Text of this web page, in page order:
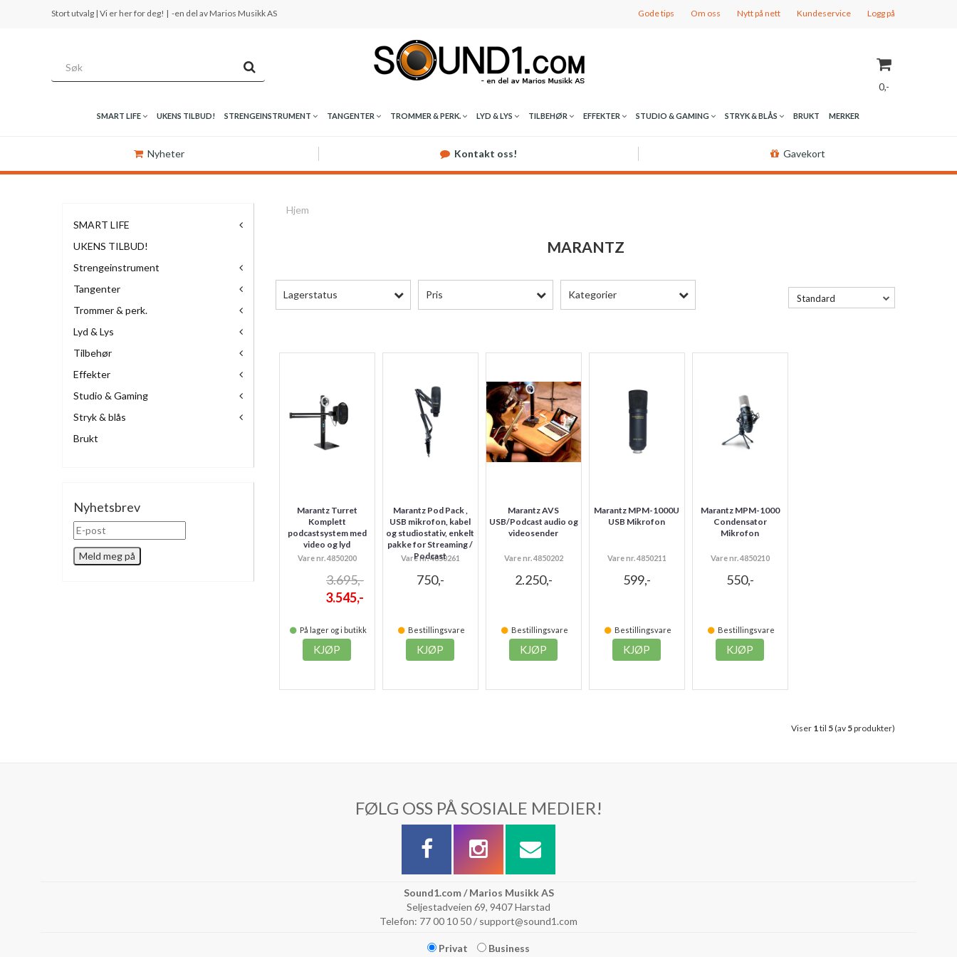
Stort utvalg | Vi er her for deg! | -en del av Marios Musikk AS Gode tips Om oss Nytt på nett Kundeservice Logg på
0,-
SMART LIFE UKENS TILBUD! STRENGEINSTRUMENT TANGENTER TROMMER & PERK. LYD & LYS TILBEHØR EFFEKTER STUDIO & GAMING STRYK & BLÅS BRUKT MERKER
Nyheter Kontakt oss! Gavekort
SMART LIFE
UKENS TILBUD!
Strengeinstrument
Tangenter
Trommer & perk.
Lyd & Lys
Tilbehør
Effekter
Studio & Gaming
Stryk & blås
Brukt
Nyhetsbrev
Hjem
MARANTZ
Lagerstatus Pris Kategorier Standard
Marantz Turret
Komplett
podcastsystem med
video og lyd
Vare nr. 4850200
3.695,-
3.545,-
På lager og i butikk
KJØP
Marantz Pod Pack ,
USB mikrofon, kabel
og studiostativ, enkelt
pakke for Streaming /
Podcast
Vare nr. 4850261
750,-
Bestillingsvare
KJØP
Marantz AVS
USB/Podcast audio og
videosender
Vare nr. 4850202
2.250,-
Bestillingsvare
KJØP
Marantz MPM-1000U
USB Mikrofon
Vare nr. 4850211
599,-
Bestillingsvare
KJØP
Marantz MPM-1000
Condensator
Mikrofon
Vare nr. 4850210
550,-
Bestillingsvare
KJØP
Viser 1til 5(av 5produkter)
FØLG OSS PÅ SOSIALE MEDIER!
Sound1.com / Marios Musikk AS
Seljestadveien 69, 9407 Harstad
Telefon: 77 00 10 50 / support@sound1.com
Privat Business